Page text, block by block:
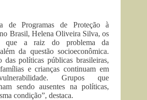
de Programas de Proteção à
Brasil, Helena Oliveira Silva, os
que a raiz do problema da
da questão socioeconômica.
das políticas públicas brasileiras,
e crianças continuam em
Grupos que
sendo ausentes na políticas,
condição”, destaca.